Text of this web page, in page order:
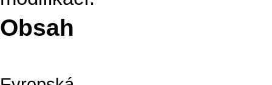
Obsah